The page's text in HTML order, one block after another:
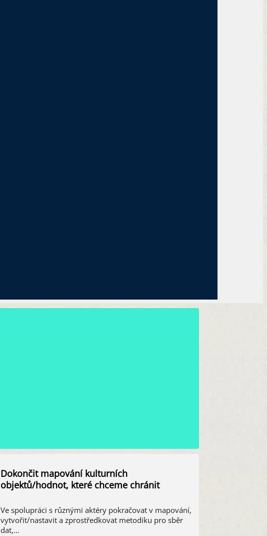
Dokončit mapování kulturních
objektů/hodnot, které chceme chránit
Ve spolupráci s různými aktéry pokračovat v mapování,
vytvořit/nastavit a zprostředkovat metodiku pro sběr
dat,…